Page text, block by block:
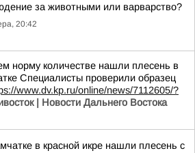
за животными или варварство?
20:42
норму количестве нашли плесень в
Специалисты проверили образец
www.dv.kp.ru/online/news/7112605/?
| Новости Дальнего Востока
в красной икре нашли плесень с